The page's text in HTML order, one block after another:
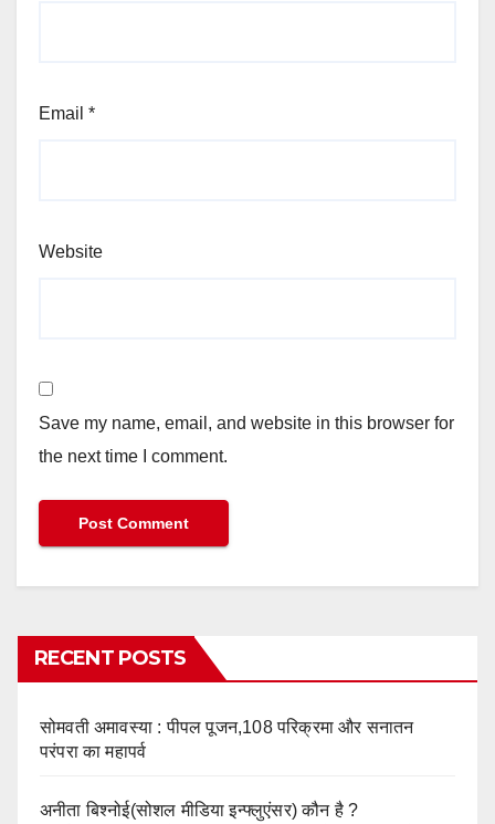
Email *
Website
Save my name, email, and website in this browser for
the next time I comment.
RECENT POSTS
सोमवती अमावस्या : पीपल पूजन,108 परिक्रमा और सनातन
परंपरा का महापर्व
अनीता बिश्नोई(सोशल मीडिया इन्फ्लुएंसर) कौन है ?